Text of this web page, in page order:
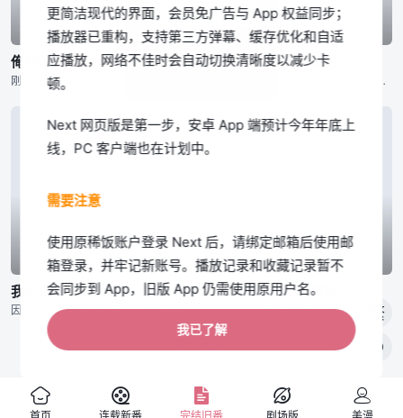
立即下载
我知道了
第集
俺物语!!
第集
元气少女缘结神◎ 可塑性记忆
故事发生在一个比现在的科学要进步的世界。18岁的水柿司高考失败，多亏父母找关系得以进入世界大企业SAI社工作。SAI社是制造管理拥有感情的人形智能机器人（通称：Giftia）的企业，司在其中被安排到终
第集
我的青春恋爱物语果然有问题 续
因过去的心理阴影而以独自的别扭思考回路讴歌着“独自生活”的比企谷八幡，由于意外的事件而被生活指导担当教师平冢静带去“侍奉部”并加入其中。他和同社团所属的令人窒息的完美美少女·雪之下雪乃，以及班级上位阶
第集
伪恋：
杉山延寛,,,
赤发白雪姬
天生拥有一头如红频果般美丽发色的少女，白雪，因为这样的稀有发色而被恶名昭彰的拉冀王子看上，打算强行纳她为爱妾。感到困扰的白雪决定离开自己的国家，并在邻国克拉利涅斯的森林之中，遇到了一名少年，千。 在
繁

更简洁现代的界面，会员免广告与 App 权益同步；
播放器已重构，支持第三方弹幕、缓存优化和自适
应播放，网络不佳时会自动切换清晰度以减少卡
顿。
Next 网页版是第一步，安卓 App 端预计今年年底上
线，PC 客户端也在计划中。
需要注意
使用原稀饭账户登录 Next 后，请绑定邮箱后使用邮
箱登录，并牢记新账号。播放记录和收藏记录暂不
会同步到 App，旧版 App 仍需使用原用户名。
如果您介意以上限制，可以暂时继续使用旧版网页
端；我们会在 Next App 上线前保留旧版入口。
旧版公告
我已了解